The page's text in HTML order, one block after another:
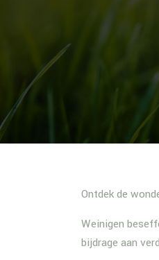
Ontdek de
Weinigen
bijdrage aan